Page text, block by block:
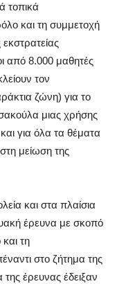
τοπικά
και τη συμμετοχή
εκστρατείας
από 8.000 μαθητές
τον
ζώνη) για το
μιας χρήσης
για όλα τα θέματα
μείωση της
και στα πλαίσια
έρευνα με σκοπό
τη
στο ζήτημα της
έρευνας έδειξαν